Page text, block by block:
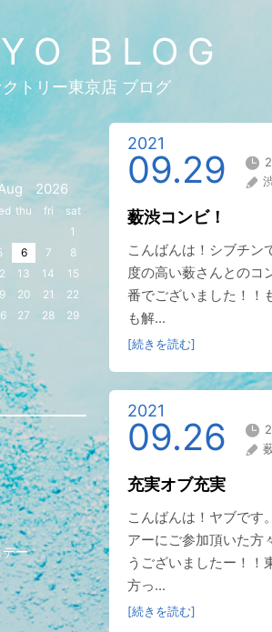
BLOG
トリー東京店 ブログ
2021
09.29
薮渋コンビ！
こんばんは！シブチン
度の高い薮さんとのコ
番でございました！！
も解...
[続きを読む]
2021
09.26
充実オブ充実
こんばんは！ヤブです
アーにご参加頂いた方
うございましたー！！
方っ...
[続きを読む]
2026
thu fri
sat
1
6 7
8
13 14
15
20 21
22
27 28
29
ー